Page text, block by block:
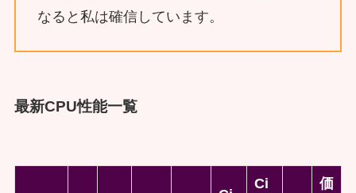
なると私は確信しています。
最新CPU性能一覧
Ci
価